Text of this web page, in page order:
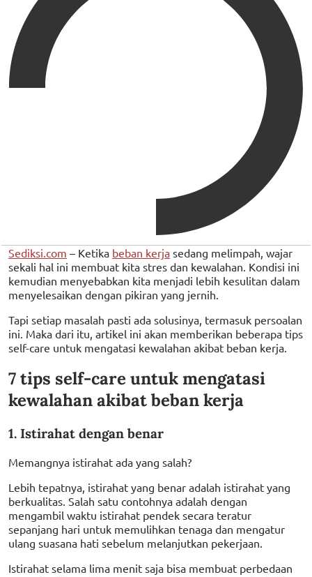
Sediksi.com – Ketika beban kerja sedang melimpah, wajar
sekali hal ini membuat kita stres dan kewalahan. Kondisi ini
kemudian menyebabkan kita menjadi lebih kesulitan dalam
menyelesaikan dengan pikiran yang jernih.
Tapi setiap masalah pasti ada solusinya, termasuk persoalan
ini. Maka dari itu, artikel ini akan memberikan beberapa tips
self-care untuk mengatasi kewalahan akibat beban kerja.
7 tips self-care untuk mengatasi
kewalahan akibat beban kerja
1. Istirahat dengan benar
Memangnya istirahat ada yang salah?
Lebih tepatnya, istirahat yang benar adalah istirahat yang
berkualitas. Salah satu contohnya adalah dengan
mengambil waktu istirahat pendek secara teratur
sepanjang hari untuk memulihkan tenaga dan mengatur
ulang suasana hati sebelum melanjutkan pekerjaan.
Istirahat selama lima menit saja bisa membuat perbedaan